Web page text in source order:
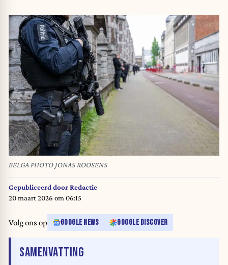
BELGA PHOTO JONAS ROOSENS
Gepubliceerd doorRedactie
20 maart 2026 om 06:15
Volg ons op GOOGLE NEWS GOOGLE DISCOVER
SAMENVATTING